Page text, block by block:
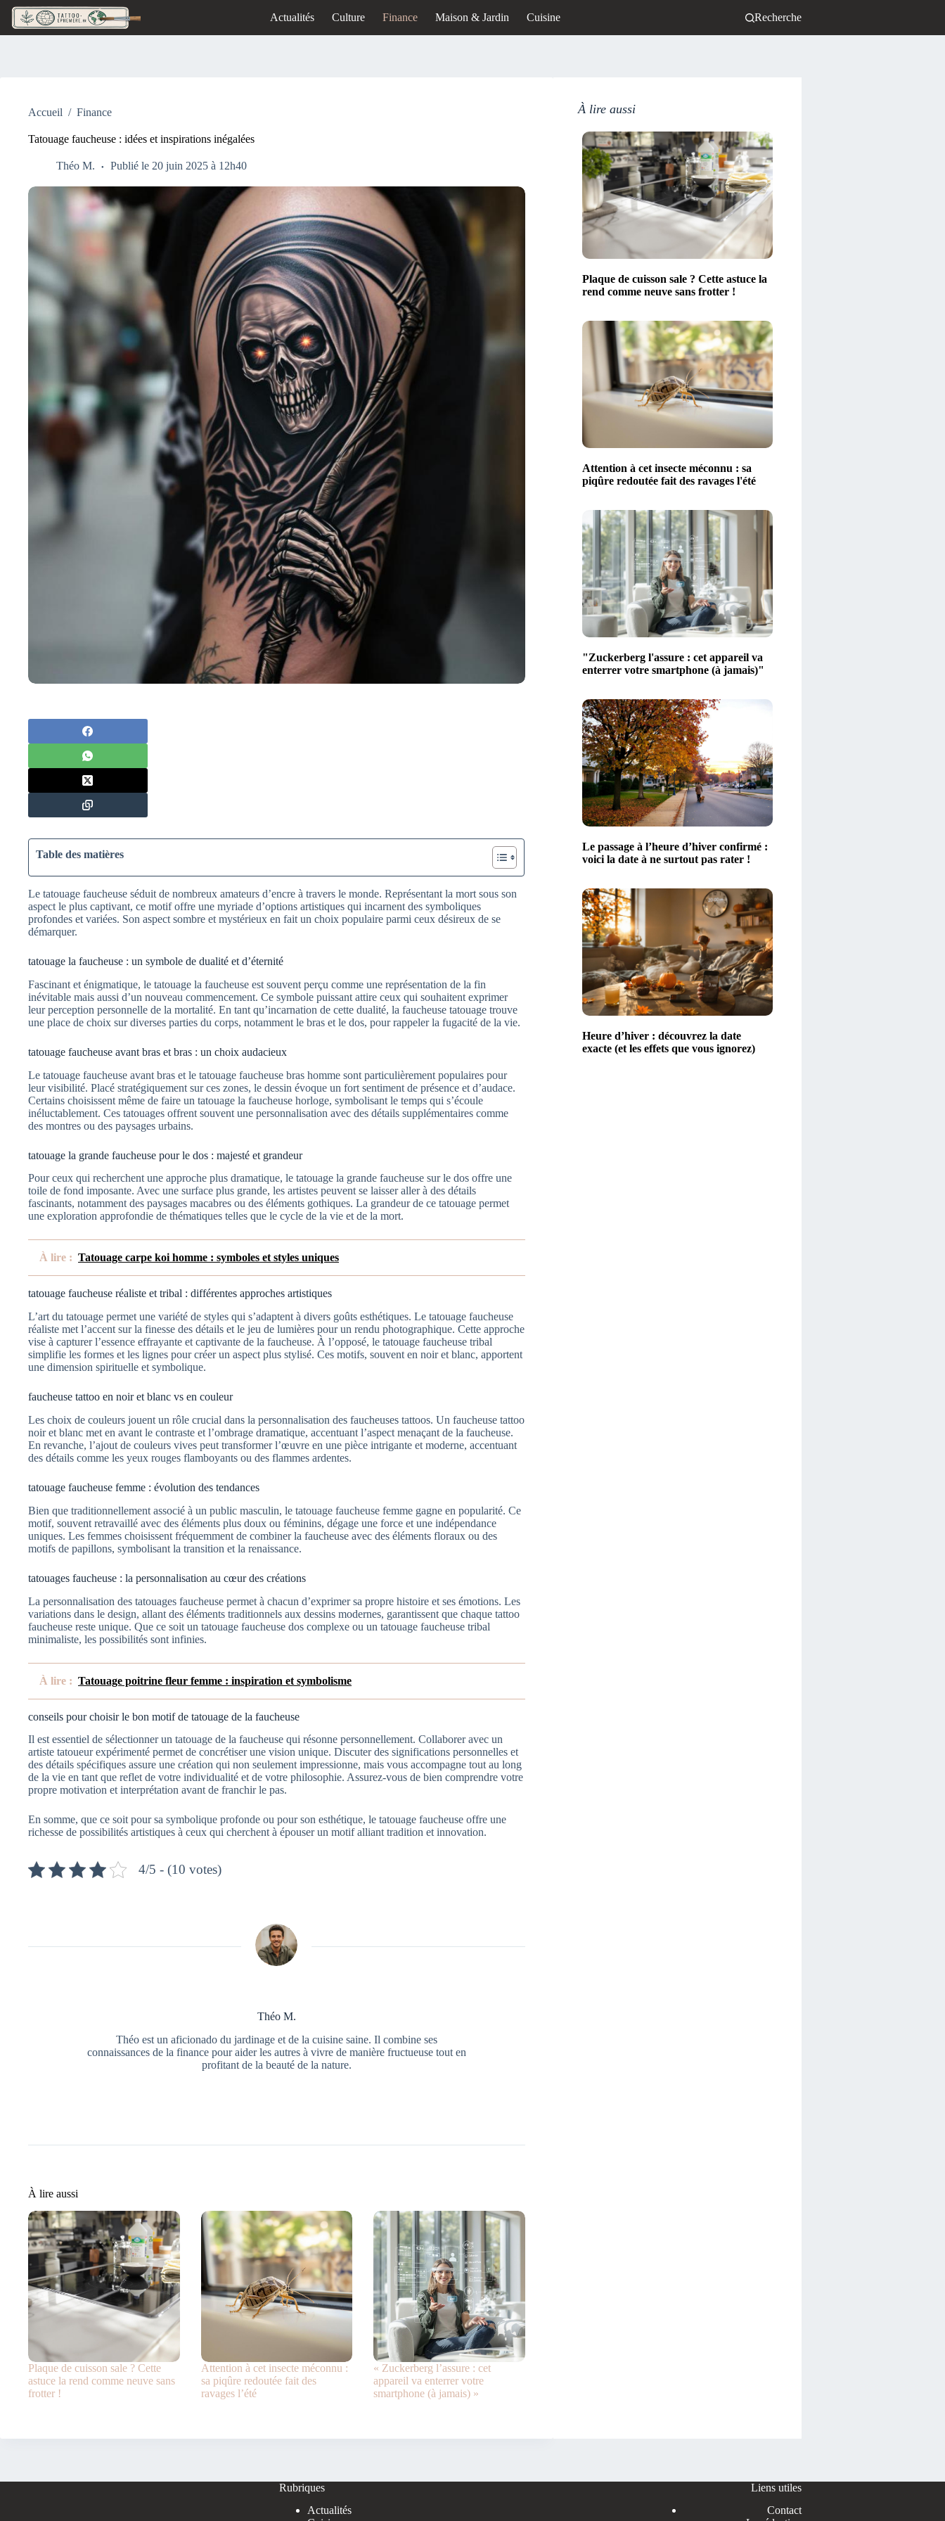
Passer
contenu
Actualités Culture Finance Maison & Jardin Cuisine Recherche
Accueil / Finance
Tatouage faucheuse : idées et inspirations inégalées
Théo M. Publié le 20 juin 2025 à 12h40
Table des matières
Le tatouage faucheuse séduit de nombreux amateurs d’encre à travers le monde. Représentant la mort sous son
aspect le plus captivant, ce motif offre une myriade d’options artistiques qui incarnent des symboliques
profondes et variées. Son aspect sombre et mystérieux en fait un choix populaire parmi ceux désireux de se
démarquer.
tatouage la faucheuse : un symbole de dualité et d’éternité
Fascinant et énigmatique, le tatouage la faucheuse est souvent perçu comme une représentation de la fin
inévitable mais aussi d’un nouveau commencement. Ce symbole puissant attire ceux qui souhaitent exprimer
leur perception personnelle de la mortalité. En tant qu’incarnation de cette dualité, la faucheuse tatouage trouve
une place de choix sur diverses parties du corps, notamment le bras et le dos, pour rappeler la fugacité de la vie.
tatouage faucheuse avant bras et bras : un choix audacieux
Le tatouage faucheuse avant bras et le tatouage faucheuse bras homme sont particulièrement populaires pour
leur visibilité. Placé stratégiquement sur ces zones, le dessin évoque un fort sentiment de présence et d’audace.
Certains choisissent même de faire un tatouage la faucheuse horloge, symbolisant le temps qui s’écoule
inéluctablement. Ces tatouages offrent souvent une personnalisation avec des détails supplémentaires comme
des montres ou des paysages urbains.
tatouage la grande faucheuse pour le dos : majesté et grandeur
Pour ceux qui recherchent une approche plus dramatique, le tatouage la grande faucheuse sur le dos offre une
toile de fond imposante. Avec une surface plus grande, les artistes peuvent se laisser aller à des détails
fascinants, notamment des paysages macabres ou des éléments gothiques. La grandeur de ce tatouage permet
une exploration approfondie de thématiques telles que le cycle de la vie et de la mort.
À lire : Tatouage carpe koi homme : symboles et styles uniques
tatouage faucheuse réaliste et tribal : différentes approches artistiques
L’art du tatouage permet une variété de styles qui s’adaptent à divers goûts esthétiques. Le tatouage faucheuse
réaliste met l’accent sur la finesse des détails et le jeu de lumières pour un rendu photographique. Cette approche
vise à capturer l’essence effrayante et captivante de la faucheuse. À l’opposé, le tatouage faucheuse tribal
simplifie les formes et les lignes pour créer un aspect plus stylisé. Ces motifs, souvent en noir et blanc, apportent
une dimension spirituelle et symbolique.
faucheuse tattoo en noir et blanc vs en couleur
Les choix de couleurs jouent un rôle crucial dans la personnalisation des faucheuses tattoos. Un faucheuse tattoo
noir et blanc met en avant le contraste et l’ombrage dramatique, accentuant l’aspect menaçant de la faucheuse.
En revanche, l’ajout de couleurs vives peut transformer l’œuvre en une pièce intrigante et moderne, accentuant
des détails comme les yeux rouges flamboyants ou des flammes ardentes.
tatouage faucheuse femme : évolution des tendances
Bien que traditionnellement associé à un public masculin, le tatouage faucheuse femme gagne en popularité. Ce
motif, souvent retravaillé avec des éléments plus doux ou féminins, dégage une force et une indépendance
uniques. Les femmes choisissent fréquemment de combiner la faucheuse avec des éléments floraux ou des
motifs de papillons, symbolisant la transition et la renaissance.
tatouages faucheuse : la personnalisation au cœur des créations
La personnalisation des tatouages faucheuse permet à chacun d’exprimer sa propre histoire et ses émotions. Les
variations dans le design, allant des éléments traditionnels aux dessins modernes, garantissent que chaque tattoo
faucheuse reste unique. Que ce soit un tatouage faucheuse dos complexe ou un tatouage faucheuse tribal
minimaliste, les possibilités sont infinies.
À lire : Tatouage poitrine fleur femme : inspiration et symbolisme
conseils pour choisir le bon motif de tatouage de la faucheuse
Il est essentiel de sélectionner un tatouage de la faucheuse qui résonne personnellement. Collaborer avec un
artiste tatoueur expérimenté permet de concrétiser une vision unique. Discuter des significations personnelles et
des détails spécifiques assure une création qui non seulement impressionne, mais vous accompagne tout au long
de la vie en tant que reflet de votre individualité et de votre philosophie. Assurez-vous de bien comprendre votre
propre motivation et interprétation avant de franchir le pas.
En somme, que ce soit pour sa symbolique profonde ou pour son esthétique, le tatouage faucheuse offre une
richesse de possibilités artistiques à ceux qui cherchent à épouser un motif alliant tradition et innovation.
4/5 - (10 votes)
Théo M.
Théo est un aficionado du jardinage et de la cuisine saine. Il combine ses
connaissances de la finance pour aider les autres à vivre de manière fructueuse tout en
profitant de la beauté de la nature.
À lire aussi
Plaque de cuisson sale ? Cette
astuce la rend comme neuve sans
frotter !
Attention à cet insecte méconnu :
sa piqûre redoutée fait des
ravages l’été
« Zuckerberg l’assure : cet
appareil va enterrer votre
smartphone (à jamais) »
À lire aussi
Plaque de cuisson sale ? Cette astuce la
rend comme neuve sans frotter !
Attention à cet insecte méconnu : sa
piqûre redoutée fait des ravages l'été
"Zuckerberg l'assure : cet appareil va
enterrer votre smartphone (à jamais)"
Le passage à l’heure d’hiver confirmé :
voici la date à ne surtout pas rater !
Heure d’hiver : découvrez la date
exacte (et les effets que vous ignorez)
Rubriques
Actualités
Liens utiles
Contact